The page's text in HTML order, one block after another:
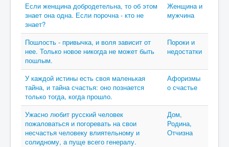
Если женщина добродетельна, то об этом
знает она одна. Если порочна - кто не
знает?
Женщина и
мужчина
Пошлость - привычка, и воля зависит от
нее. Только новое никогда не может быть
пошлым.
Пороки и
недостатки
У каждой истины есть своя маленькая
тайна, и тайна счастья: оно познается
только тогда, когда прошло.
Афоризмы
о счастье
Ужасно любит русский человек
пожаловаться и погоревать на свои
несчастья человеку влиятельному и
солидному, а пуще всего генералу.
Дом,
Родина,
Отчизна